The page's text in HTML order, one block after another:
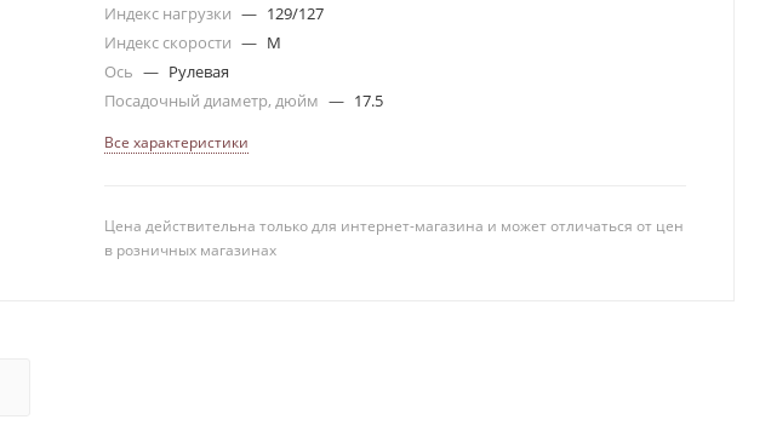
Индекс нагрузки — 129/127
Индекс скорости — M
Ось — Рулевая
Посадочный диаметр, дюйм — 17.5
Все характеристики
Цена действительна только для интернет-магазина и может отличаться от цен
в розничных магазинах